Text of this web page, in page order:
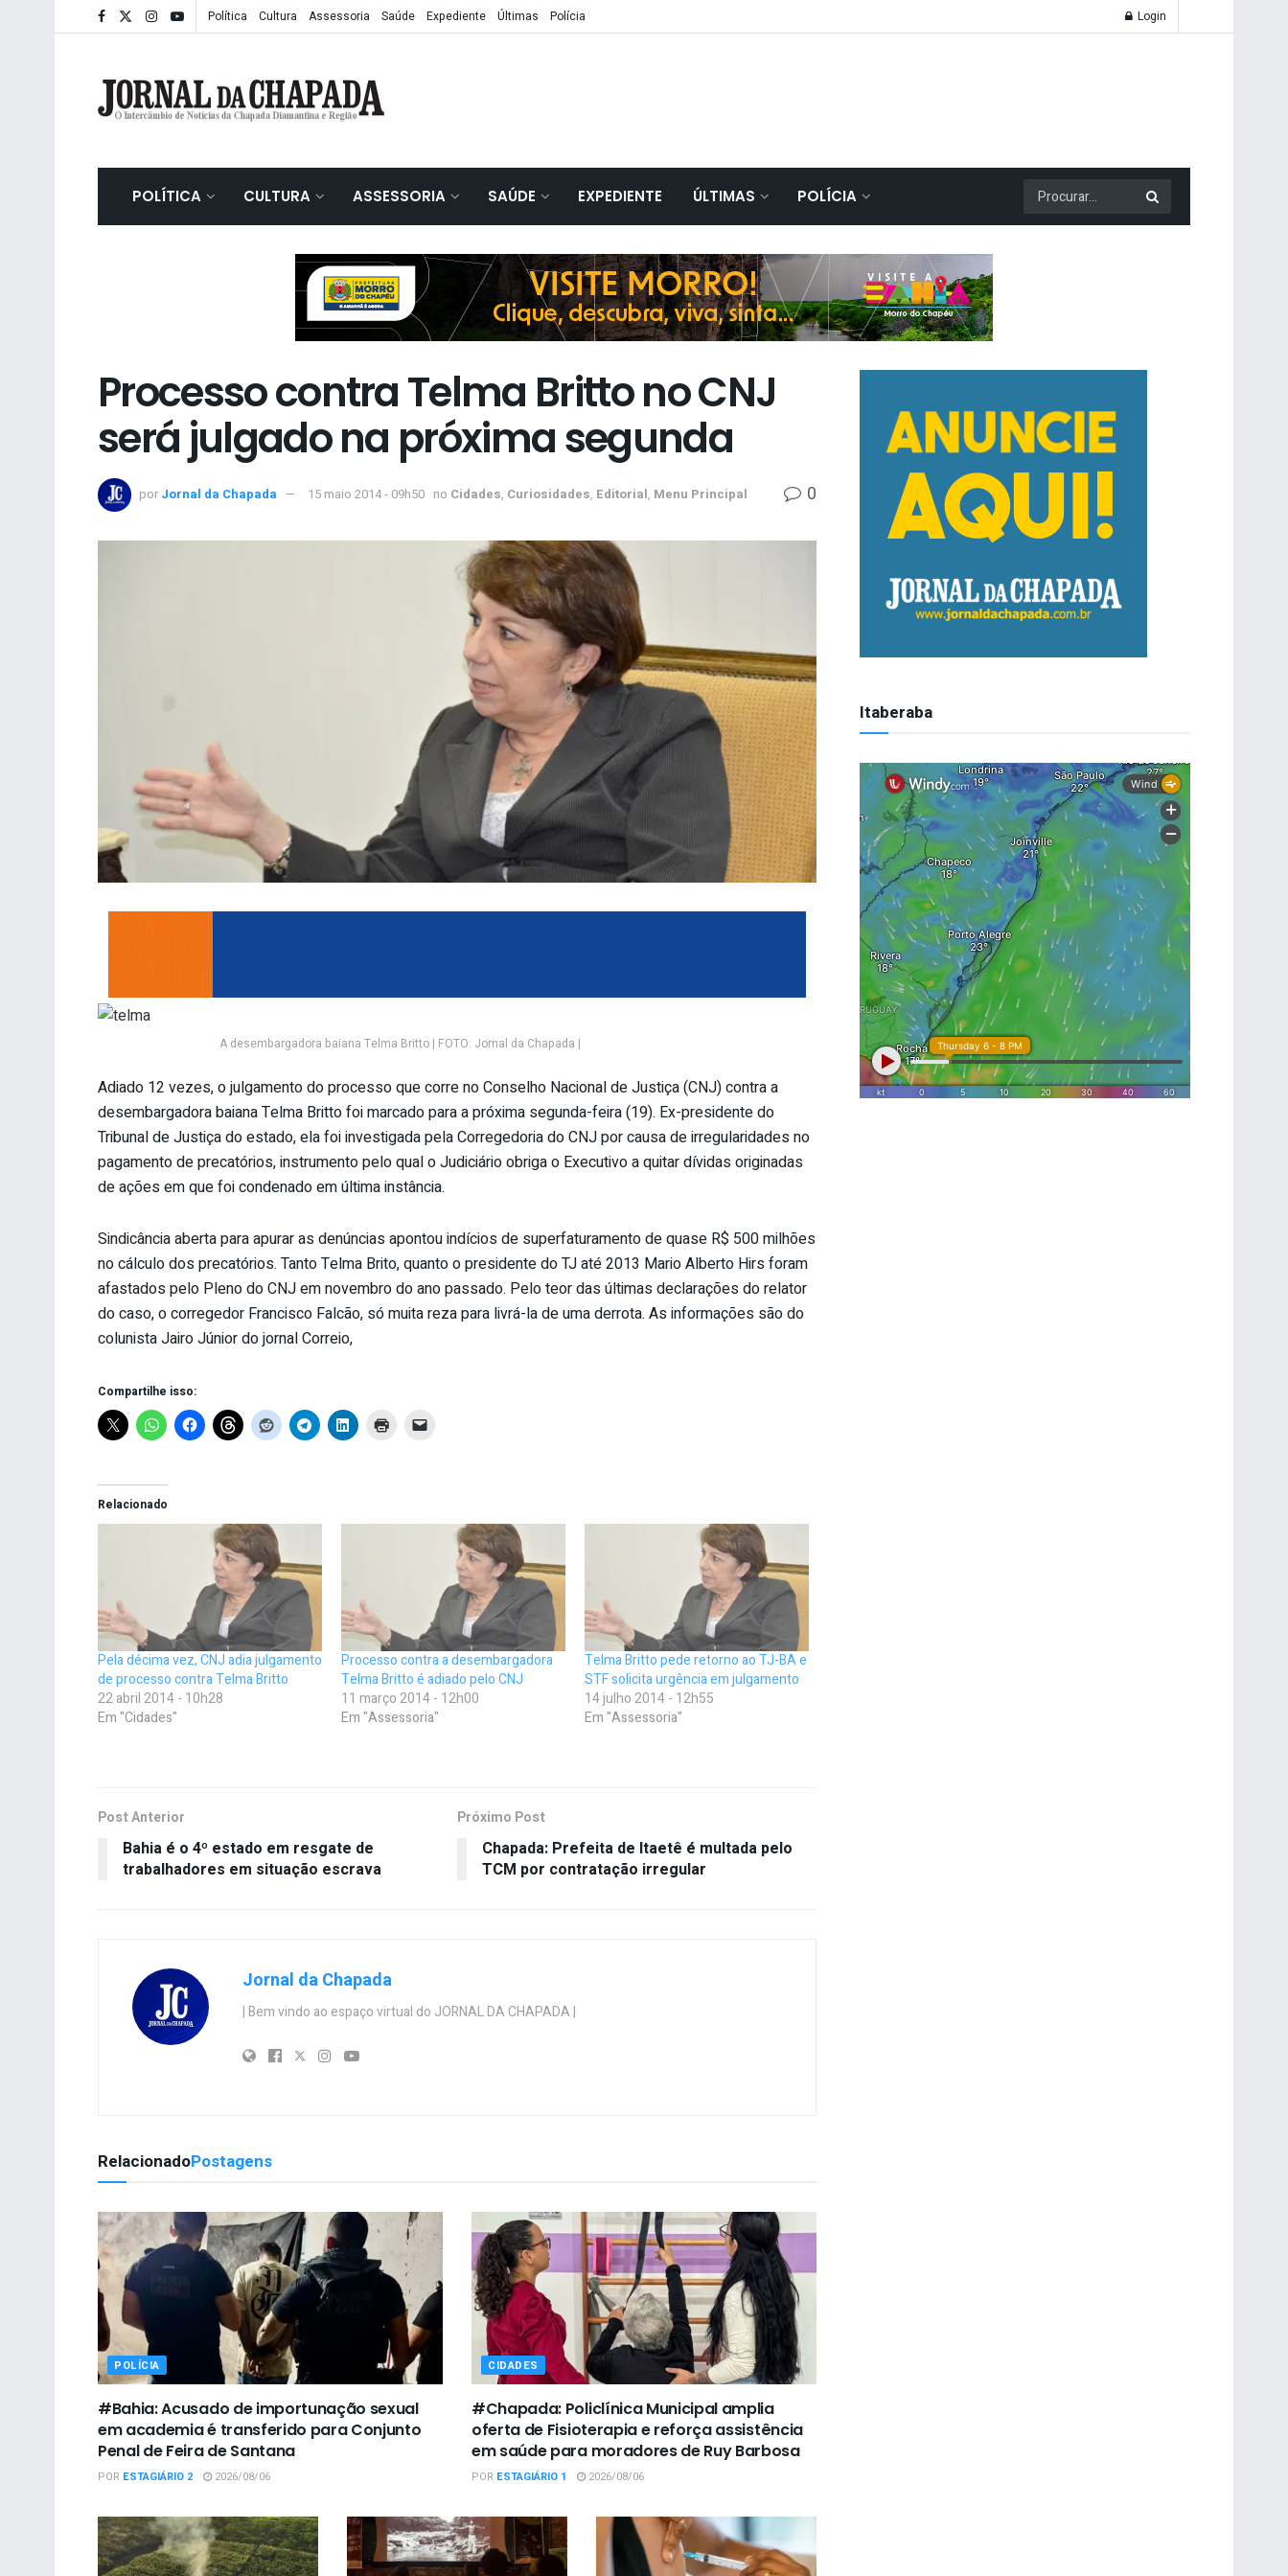
Política Cultura Assessoria Saúde Expediente Últimas Polícia Login
POLÍTICA CULTURA ASSESSORIA SAÚDE EXPEDIENTE ÚLTIMAS POLÍCIA
Processo contra Telma Britto no CNJ
será julgado na próxima segunda
por Jornal da Chapada 15 maio 2014 - 09h50 no Cidades, Curiosidades, Editorial, Menu Principal 0
A desembargadora baiana Telma Britto | FOTO: Jornal da Chapada |
Adiado 12 vezes, o julgamento do processo que corre no Conselho Nacional de Justiça (CNJ) contra a
desembargadora baiana Telma Britto foi marcado para a próxima segunda-feira (19). Ex-presidente do
Tribunal de Justiça do estado, ela foi investigada pela Corregedoria do CNJ por causa de irregularidades no
pagamento de precatórios, instrumento pelo qual o Judiciário obriga o Executivo a quitar dívidas originadas
de ações em que foi condenado em última instância.
Sindicância aberta para apurar as denúncias apontou indícios de superfaturamento de quase R$ 500 milhões
no cálculo dos precatórios. Tanto Telma Brito, quanto o presidente do TJ até 2013 Mario Alberto Hirs foram
afastados pelo Pleno do CNJ em novembro do ano passado. Pelo teor das últimas declarações do relator
do caso, o corregedor Francisco Falcão, só muita reza para livrá-la de uma derrota. As informações são do
colunista Jairo Júnior do jornal Correio,
Compartilhe isso:
Relacionado
Pela décima vez, CNJ adia julgamento
de processo contra Telma Britto
22 abril 2014 - 10h28
Em "Cidades"
Processo contra a desembargadora
Telma Britto é adiado pelo CNJ
11 março 2014 - 12h00
Em "Assessoria"
Telma Britto pede retorno ao TJ-BA e
STF solicita urgência em julgamento
14 julho 2014 - 12h55
Em "Assessoria"
Post Anterior
Bahia é o 4º estado em resgate de
trabalhadores em situação escrava
Próximo Post
Chapada: Prefeita de Itaetê é multada pelo
TCM por contratação irregular
Jornal da Chapada
| Bem vindo ao espaço virtual do JORNAL DA CHAPADA |
RelacionadoPostagens
POLÍCIA
#Bahia: Acusado de importunação sexual
em academia é transferido para Conjunto
Penal de Feira de Santana
POR ESTAGIÁRIO 2 2026/08/06
CIDADES
#Chapada: Policlínica Municipal amplia
oferta de Fisioterapia e reforça assistência
em saúde para moradores de Ruy Barbosa
POR ESTAGIÁRIO 1 2026/08/06
Itaberaba